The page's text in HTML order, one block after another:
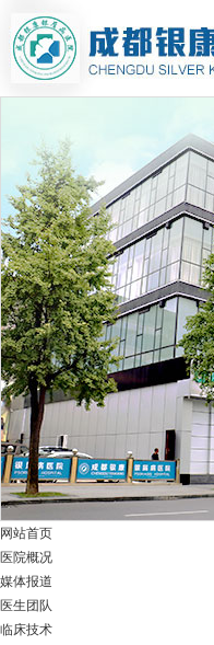
网站首页
医院概况
媒体报道
医生团队
临床技术